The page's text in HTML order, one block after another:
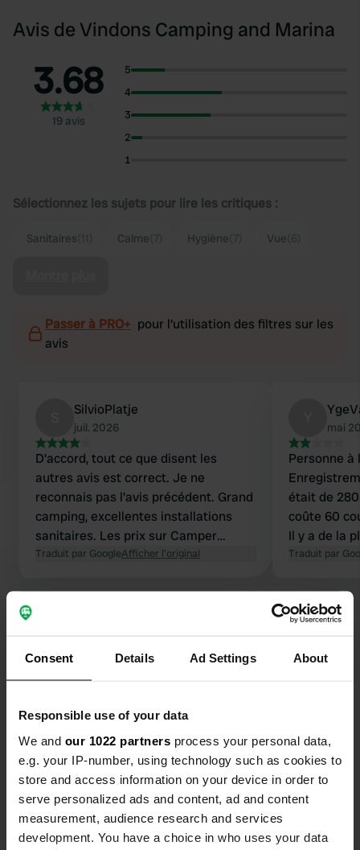
Consent Details Ad Settings About
Responsible use of your data
We and our 1022 partners process your personal data,
e.g. your IP-number, using technology such as cookies to
store and access information on your device in order to
serve personalized ads and content, ad and content
measurement, audience research and services
development. You have a choice in who uses your data
Avis de Vindons Camping and Marina
3.68
19 avis
5
4
3
2
1
Sélectionnez les sujets pour lire les critiques :
Sanitaires Calme Hygiène Vue
Passer à PRO+ pour l'utilisation des filtres sur les
avis
SilvioPlatje
juil. 2026
D'accord, tout ce que disent les
autres avis est correct. Je ne
reconnais pas l'avis précédent. Grand
camping, excellentes installations
sanitaires. Les prix sur Camper
Contact sont incorrects, comme
emplacement pour camping-car sans
vacances, il y a beaucoup de monde
Traduit par GoogleAfficher l'original
mai
Personne à
était de
coûte 60
Il y a de la
campeurs.
Traduit par
Es-tu déjà venu ici ?
Contact
Emplacement
271 vindön
Copie